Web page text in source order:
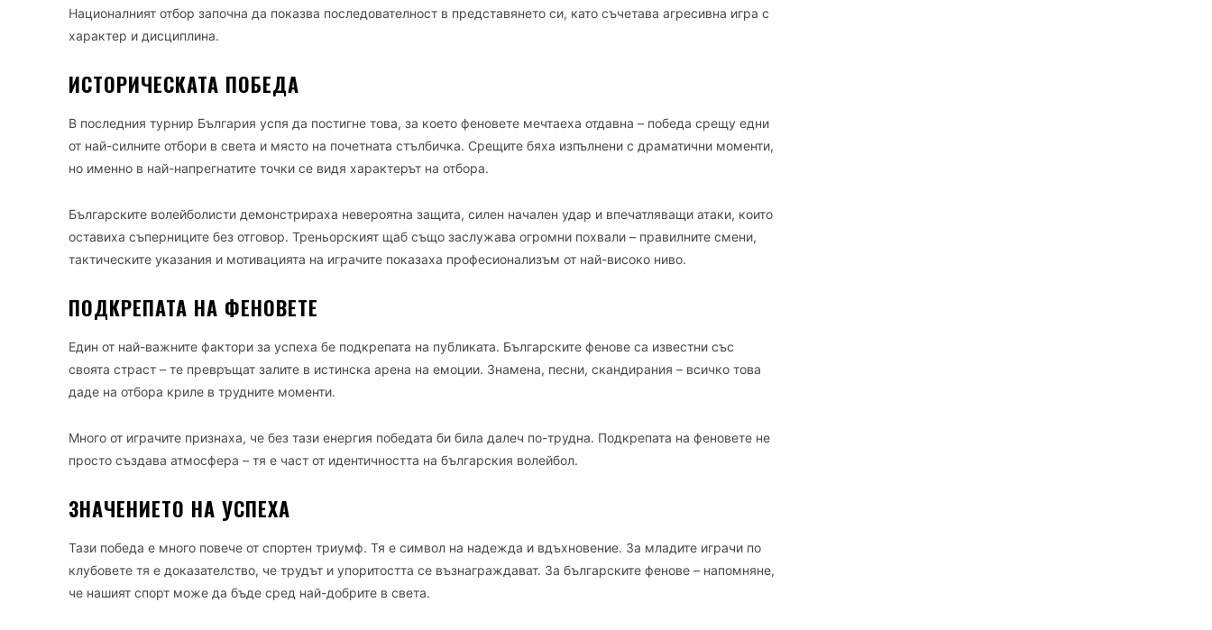
Националният отбор започна да показва последователност в представянето си, като съчетава агресивна игра с
характер и дисциплина.
ИСТОРИЧЕСКАТА ПОБЕДА
В последния турнир България успя да постигне това, за което феновете мечтаеха отдавна – победа срещу едни
от най-силните отбори в света и място на почетната стълбичка. Срещите бяха изпълнени с драматични моменти,
но именно в най-напрегнатите точки се видя характерът на отбора.
Българските волейболисти демонстрираха невероятна защита, силен начален удар и впечатляващи атаки, които
оставиха съперниците без отговор. Треньорският щаб също заслужава огромни похвали – правилните смени,
тактическите указания и мотивацията на играчите показаха професионализъм от най-високо ниво.
ПОДКРЕПАТА НА ФЕНОВЕТЕ
Един от най-важните фактори за успеха бе подкрепата на публиката. Българските фенове са известни със
своята страст – те превръщат залите в истинска арена на емоции. Знамена, песни, скандирания – всичко това
даде на отбора криле в трудните моменти.
Много от играчите признаха, че без тази енергия победата би била далеч по-трудна. Подкрепата на феновете не
просто създава атмосфера – тя е част от идентичността на българския волейбол.
ЗНАЧЕНИЕТО НА УСПЕХА
Тази победа е много повече от спортен триумф. Тя е символ на надежда и вдъхновение. За младите играчи по
клубовете тя е доказателство, че трудът и упоритостта се възнаграждават. За българските фенове – напомняне,
че нашият спорт може да бъде сред най-добрите в света.